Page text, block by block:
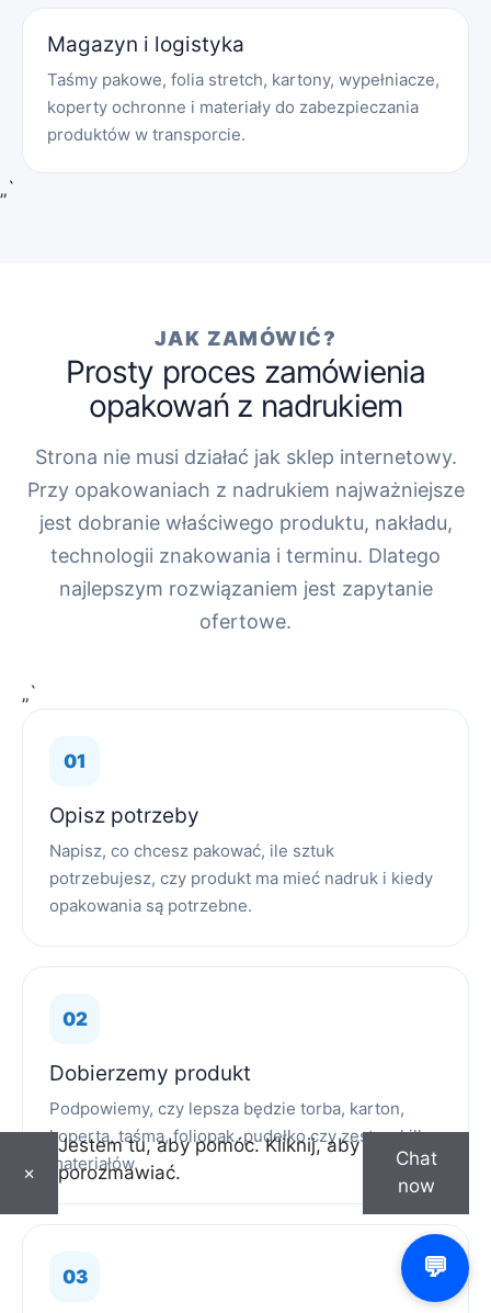
Magazyn i logistyka
Taśmy pakowe, folia stretch, kartony, wypełniacze,
koperty ochronne i materiały do zabezpieczania
produktów w transporcie.
„`
JAK ZAMÓWIĆ?
Prosty proces zamówienia
opakowań z nadrukiem
Strona nie musi działać jak sklep internetowy.
Przy opakowaniach z nadrukiem najważniejsze
jest dobranie właściwego produktu, nakładu,
technologii znakowania i terminu. Dlatego
najlepszym rozwiązaniem jest zapytanie
ofertowe.
„`
Opisz potrzeby
Napisz, co chcesz pakować, ile sztuk
potrzebujesz, czy produkt ma mieć nadruk i kiedy
opakowania są potrzebne.
Dobierzemy produkt
Podpowiemy, czy lepsza będzie torba, karton,
koperta, taśma, foliopak, pudełko czy zestaw kilku
materiałów.
×
Jestem tu, aby pomóc. Kliknij, aby
porozmawiać.
Chat
now